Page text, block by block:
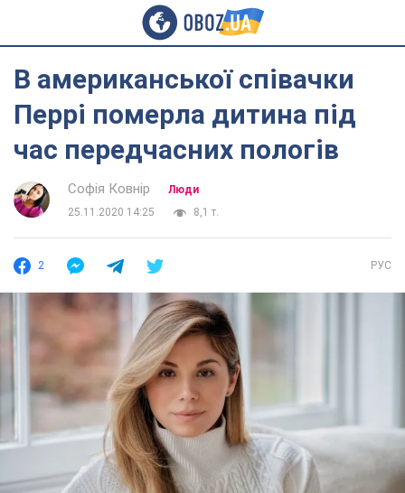
В американської співачки
Перрі померла дитина під
час передчасних пологів
Софія Ковнір
Люди
25.11.2020 14:25
8,1 т.
2 РУС